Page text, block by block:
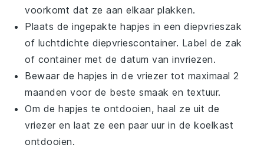
voorkomt dat ze aan elkaar plakken.
Plaats de ingepakte hapjes in een diepvrieszak
of luchtdichte diepvriescontainer. Label de zak
of container met de datum van invriezen.
Bewaar de hapjes in de vriezer tot maximaal 2
maanden voor de beste smaak en textuur.
Om de hapjes te ontdooien, haal ze uit de
vriezer en laat ze een paar uur in de koelkast
ontdooien.